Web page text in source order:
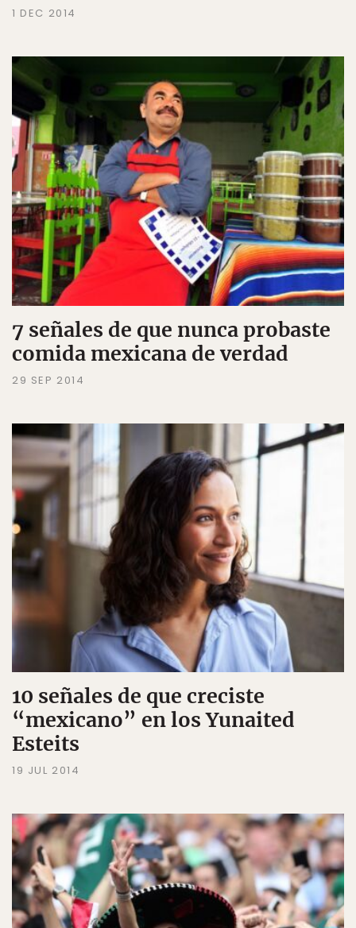
1 DEC 2014
7 señales de que nunca probaste
comida mexicana de verdad
29 SEP 2014
10 señales de que creciste
“mexicano” en los Yunaited
Esteits
19 JUL 2014